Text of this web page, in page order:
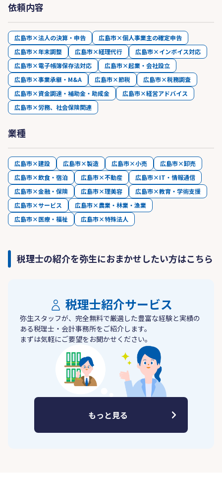
依頼内容
広島市×法人の決算・申告
広島市×個人事業主の確定申告
広島市×年末調整
広島市×経理代行
広島市×インボイス対応
広島市×電子帳簿保存法対応
広島市×起業・会社設立
広島市×事業承継・M&A
広島市×節税
広島市×税務調査
広島市×資金調達・補助金・助成金
広島市×経営アドバイス
広島市×労務、社会保険関連
業種
広島市×建設 広島市×製造 広島市×小売
広島市×卸売
広島市×飲食・宿泊
広島市×不動産
広島市×IT・情報通信
広島市×金融・保険
広島市×理美容
広島市×教育・学術支援
広島市×サービス
広島市×農業・林業・漁業
広島市×医療・福祉
広島市×特殊法人
税理士の紹介を弥生におまかせしたい方はこちら
税理士紹介サービス
弥生スタッフが、完全無料で厳選した豊富な経験と実績の
ある税理士・会計事務所をご紹介します。
まずは気軽にご要望をお聞かせください。
もっと見る